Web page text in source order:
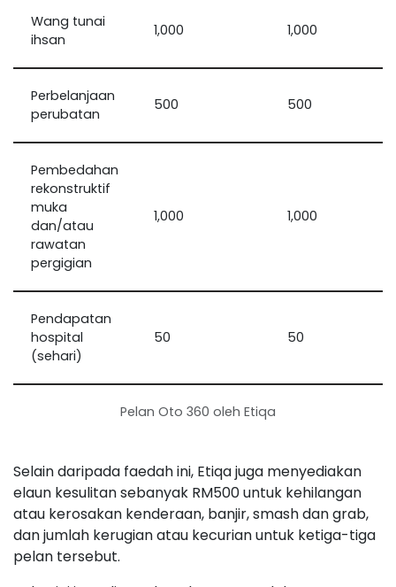
Wang tunai
ihsan
1,000 1,000
Perbelanjaan
perubatan
500 500
Pembedahan
rekonstruktif
muka
dan/atau
rawatan
pergigian
1,000 1,000
Pendapatan
hospital
(sehari)
50 50
Pelan Oto 360 oleh Etiqa
Selain daripada faedah ini, Etiqa juga menyediakan
elaun kesulitan sebanyak RM500 untuk kehilangan
atau kerosakan kenderaan, banjir, smash dan grab,
dan jumlah kerugian atau kecurian untuk ketiga-tiga
pelan tersebut.